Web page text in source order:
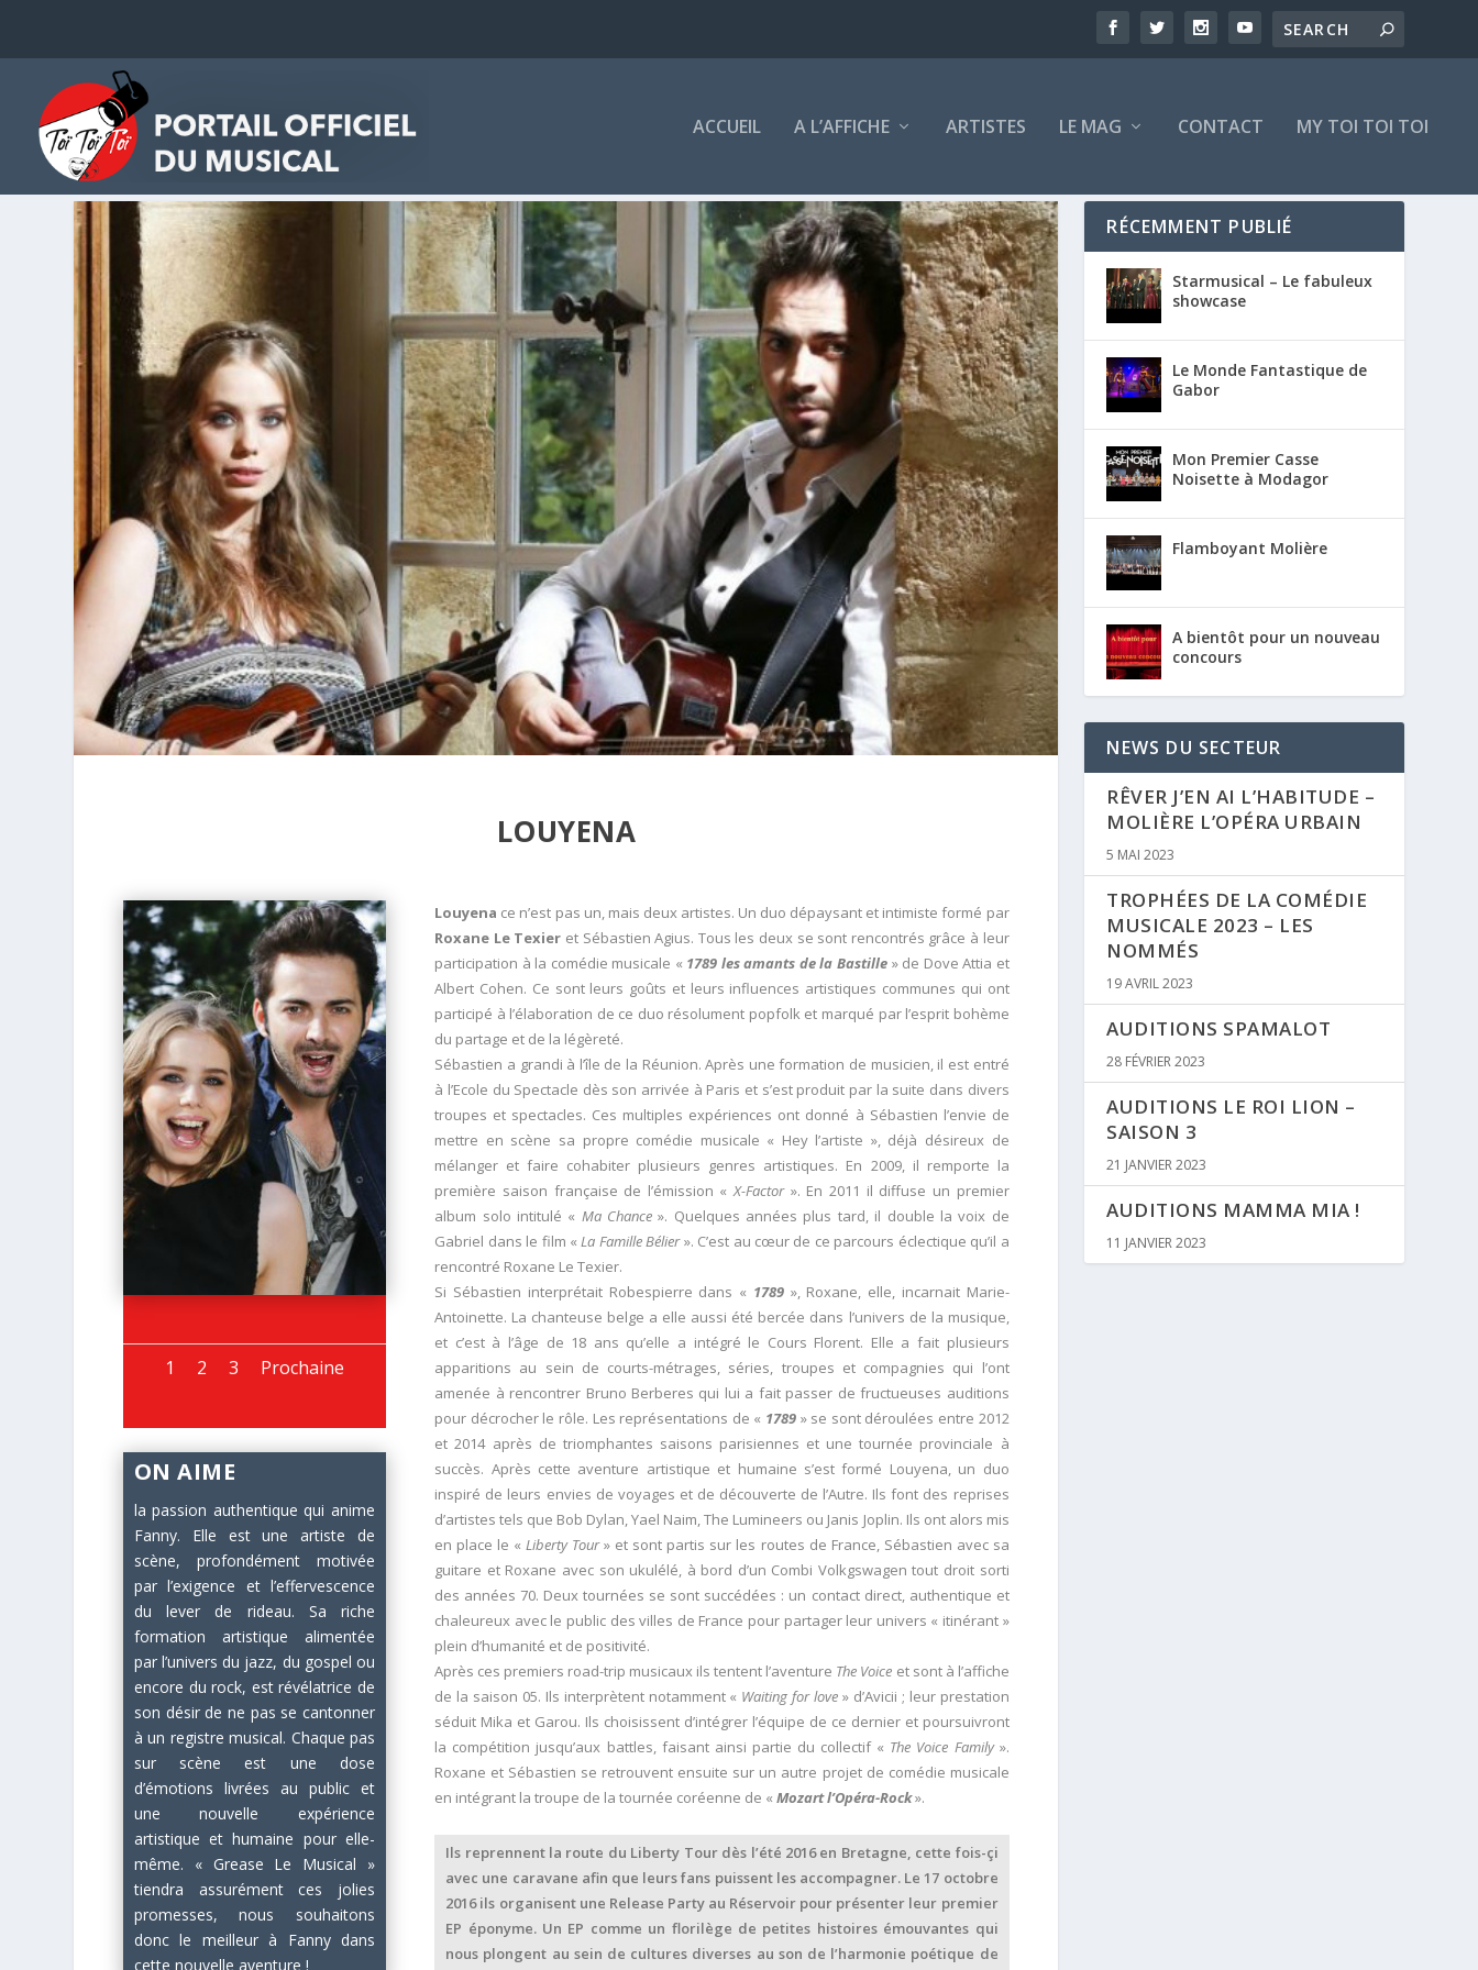
ACCUEIL A L’AFFICHE ARTISTES LE MAG CONTACT MY TOI TOI TOI
LOUYENA
1 2 3 Prochaine
ON AIME
la passion authentique qui anime
Fanny. Elle est une artiste de
scène, profondément motivée
par l’exigence et l’effervescence
du lever de rideau. Sa riche
formation artistique alimentée
par l’univers du jazz, du gospel ou
encore du rock, est révélatrice de
son désir de ne pas se cantonner
à un registre musical. Chaque pas
sur scène est une dose
d’émotions livrées au public et
une nouvelle expérience
artistique et humaine pour elle-
même. « Grease Le Musical »
tiendra assurément ces jolies
promesses, nous souhaitons
donc le meilleur à Fanny dans
cette nouvelle aventure !
Louyena ce n’est pas un, mais deux artistes. Un duo dépaysant et intimiste formé par
Roxane Le Texier et Sébastien Agius. Tous les deux se sont rencontrés grâce à leur
participation à la comédie musicale « 1789 les amants de la Bastille » de Dove Attia et
Albert Cohen. Ce sont leurs goûts et leurs influences artistiques communes qui ont
participé à l’élaboration de ce duo résolument popfolk et marqué par l’esprit bohème
du partage et de la légèreté.
Sébastien a grandi à l’île de la Réunion. Après une formation de musicien, il est entré
à l’Ecole du Spectacle dès son arrivée à Paris et s’est produit par la suite dans divers
troupes et spectacles. Ces multiples expériences ont donné à Sébastien l’envie de
mettre en scène sa propre comédie musicale « Hey l’artiste », déjà désireux de
mélanger et faire cohabiter plusieurs genres artistiques. En 2009, il remporte la
première saison française de l’émission «X-Factor». En 2011 il diffuse un premier
album solo intitulé « Ma Chance ». Quelques années plus tard, il double la voix de
Gabriel dans le film «La Famille Bélier». C’est au cœur de ce parcours éclectique qu’il a
rencontré Roxane Le Texier.
Si Sébastien interprétait Robespierre dans « 1789 », Roxane, elle, incarnait Marie-
Antoinette. La chanteuse belge a elle aussi été bercée dans l’univers de la musique,
et c’est à l’âge de 18 ans qu’elle a intégré le Cours Florent. Elle a fait plusieurs
apparitions au sein de courts-métrages, séries, troupes et compagnies qui l’ont
amenée à rencontrer Bruno Berberes qui lui a fait passer de fructueuses auditions
pour décrocher le rôle. Les représentations de « 1789 » se sont déroulées entre 2012
et 2014 après de triomphantes saisons parisiennes et une tournée provinciale à
succès. Après cette aventure artistique et humaine s’est formé Louyena, un duo
inspiré de leurs envies de voyages et de découverte de l’Autre. Ils font des reprises
d’artistes tels que Bob Dylan, Yael Naim, The Lumineers ou Janis Joplin. Ils ont alors mis
en place le «Liberty Tour» et sont partis sur les routes de France, Sébastien avec sa
guitare et Roxane avec son ukulélé, à bord d’un Combi Volkgswagen tout droit sorti
des années 70. Deux tournées se sont succédées : un contact direct, authentique et
chaleureux avec le public des villes de France pour partager leur univers « itinérant »
plein d’humanité et de positivité.
Après ces premiers road-trip musicaux ils tentent l’aventure The Voice et sont à l’affiche
de la saison 05. Ils interprètent notamment « Waiting for love » d’Avicii ; leur prestation
séduit Mika et Garou. Ils choisissent d’intégrer l’équipe de ce dernier et poursuivront
la compétition jusqu’aux battles, faisant ainsi partie du collectif « The Voice Family».
Roxane et Sébastien se retrouvent ensuite sur un autre projet de comédie musicale
en intégrant la troupe de la tournée coréenne de «Mozart l’Opéra-Rock».
Ils reprennent la route du Liberty Tour dès l’été 2016 en Bretagne, cette fois-çi
avec une caravane afin que leurs fans puissent les accompagner. Le 17 octobre
2016 ils organisent une Release Party au Réservoir pour présenter leur premier
EP éponyme. Un EP comme un florilège de petites histoires émouvantes qui
nous plongent au sein de cultures diverses au son de l’harmonie poétique de
RÉCEMMENT PUBLIÉ
Starmusical – Le fabuleux
showcase
Le Monde Fantastique de
Gabor
Mon Premier Casse
Noisette à Modagor
Flamboyant Molière
A bientôt pour un nouveau
concours
NEWS DU SECTEUR
RÊVER J’EN AI L’HABITUDE –
MOLIÈRE L’OPÉRA URBAIN
5 MAI 2023
TROPHÉES DE LA COMÉDIE
MUSICALE 2023 – LES
NOMMÉS
19 AVRIL 2023
AUDITIONS SPAMALOT
28 FÉVRIER 2023
AUDITIONS LE ROI LION –
SAISON 3
21 JANVIER 2023
AUDITIONS MAMMA MIA !
11 JANVIER 2023